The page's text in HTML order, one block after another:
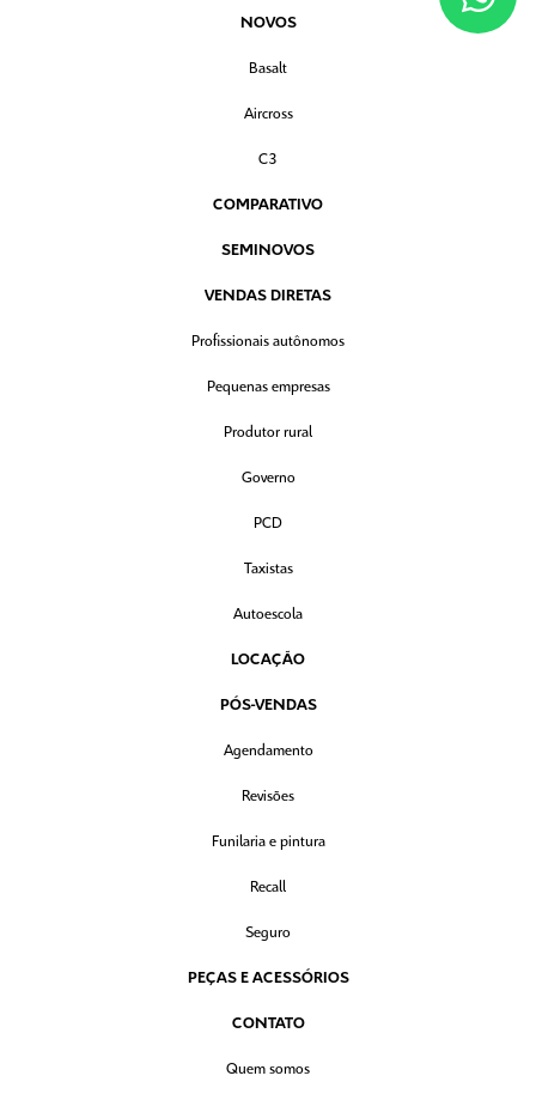
NOVOS
Basalt
Aircross
C3
COMPARATIVO
SEMINOVOS
VENDAS DIRETAS
Profissionais autônomos
Pequenas empresas
Produtor rural
Governo
PCD
Taxistas
Autoescola
LOCAÇÃO
PÓS-VENDAS
Agendamento
Revisões
Funilaria e pintura
Recall
Seguro
PEÇAS E ACESSÓRIOS
CONTATO
Quem somos